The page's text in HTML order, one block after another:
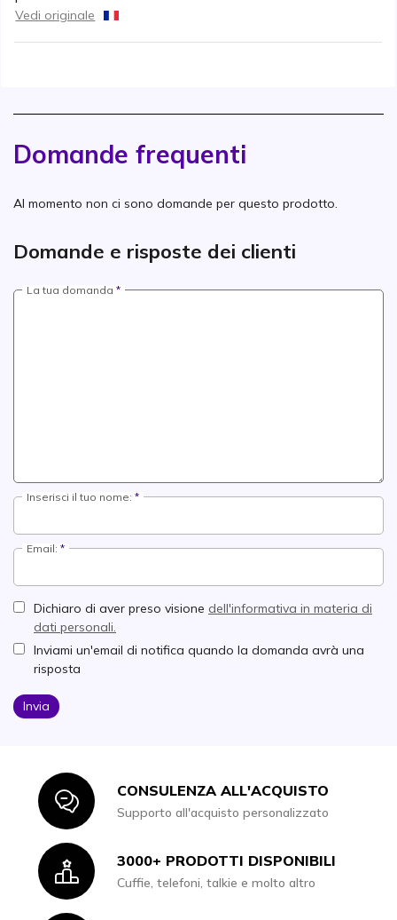
Vedi originale
Domande frequenti
Al momento non ci sono domande per questo prodotto.
Domande e risposte dei clienti
La tua domanda
Inserisci il tuo nome:
Email:
Dichiaro di aver preso visione dell'informativa in materia di
dati personali.
Inviami un'email di notifica quando la domanda avrà una
risposta
Invia
IconCONSULENZA ALL'ACQUISTO
Supporto all'acquisto personalizzato
Icon3000+ PRODOTTI DISPONIBILI
Cuffie, telefoni, talkie e molto altro